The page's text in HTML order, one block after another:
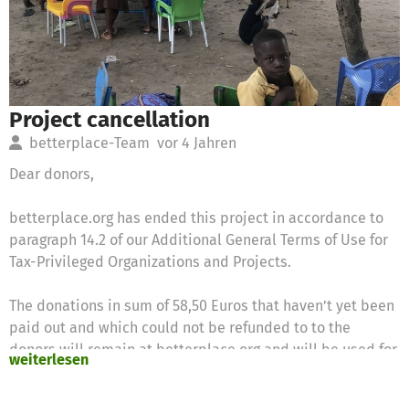
Project cancellation
betterplace-Team vor 4 Jahren
Dear donors,
betterplace.org has ended this project in accordance to
paragraph 14.2 of our Additional General Terms of Use for
Tax-Privileged Organizations and Projects.
The donations in sum of 58,50 Euros that haven’t yet been
paid out and which could not be refunded to to the
donors will remain at betterplace.org and will be used for
weiterlesen